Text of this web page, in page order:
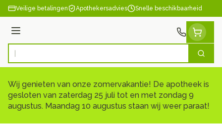
Ga naar de inhoud
Veilige betalingen Apothekersadvies Snelle beschikbaarheid
Menu
Product, merk, categorie... Zoek
Wij genieten van onze zomervakantie! De apotheek is
gesloten van zaterdag 25 juli tot en met zondag 9
augustus. Maandag 10 augustus staan wij weer paraat!